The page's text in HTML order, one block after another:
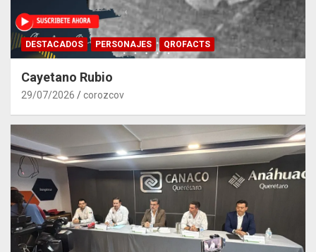
DESTACADOS PERSONAJES QROFACTS
Cayetano Rubio
29/07/2026 corozcov